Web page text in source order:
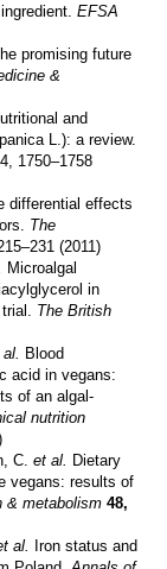
ingredient.EFSA
promising future
&
and
L.): a review.
4, 1750–1758
differential effects
The
(2011)
Microalgal
in
The British
Blood
acid in vegans:
of an algal-
nutrition
C. et al. Dietary
vegans: results of
& metabolism 48,
al. Iron status and